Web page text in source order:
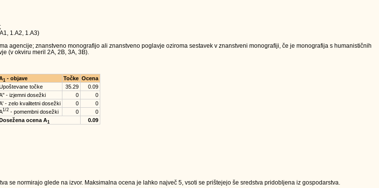
1.A2, 1.A3)
agencije; znanstveno monografijo ali znanstveno poglavje oziroma sestavek v znanstveni monografiji, če je monografija s humanističnih
(v okviru meril 2A, 2B, 3A, 3B).
1 - objave Točke Ocena
točke
35.29
0.09
- izjemni dosežki
0
0
- zelo kvalitetni dosežki
0
0
1/2- pomembni dosežki 0
0
ocena A1 0.09
se normirajo glede na izvor. Maksimalna ocena je lahko največ 5, vsoti se prištejejo še sredstva pridobljena iz gospodarstva.